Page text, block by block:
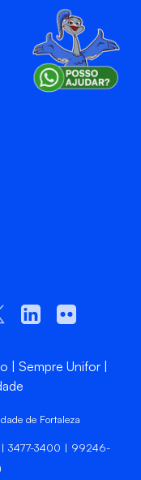
Sempre Unifor
de Fortaleza
| 3477-3400 | 99246-